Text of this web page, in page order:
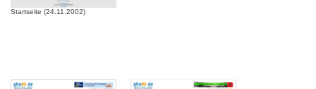
Startseite (24.11.2002)